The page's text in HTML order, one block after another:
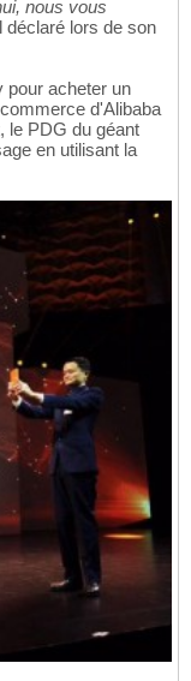
nous vous
déclaré lors de son
pour acheter un
d'Alibaba
le PDG du géant
en utilisant la